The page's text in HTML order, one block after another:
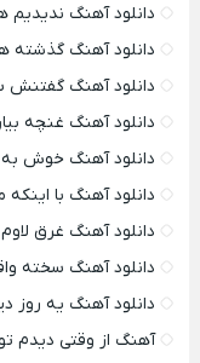
دانلود آهنگ ندیدیم
دانلود آهنگ گذشته
دانلود آهنگ
دانلود آهنگ غنچه
دانلود آهنگ خوش
دانلود آهنگ با
دانلود آهنگ غرق
دانلود آهنگ سخته
دانلود آهنگ یه
آهنگ از وقتی دیدم